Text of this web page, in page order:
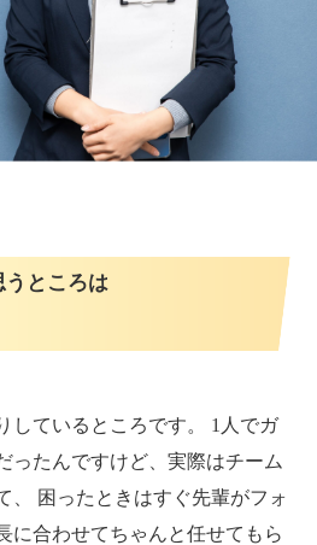
うところは
しているところです。 1人でガ
ったんですけど、実際はチーム
、 困ったときはすぐ先輩がフォ
に合わせてちゃんと任せてもら